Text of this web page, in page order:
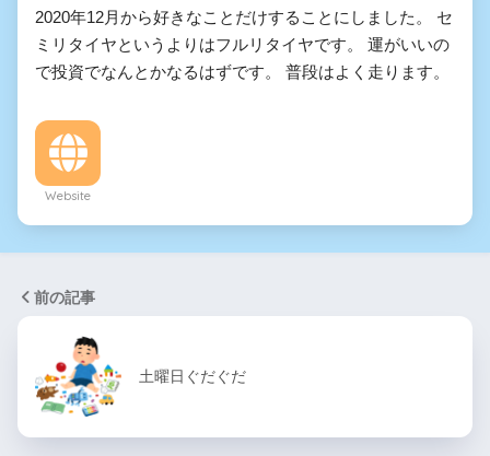
2020年12月から好きなことだけすることにしました。 セ
ミリタイヤというよりはフルリタイヤです。 運がいいの
で投資でなんとかなるはずです。 普段はよく走ります。
Website
前の記事
土曜日ぐだぐだ